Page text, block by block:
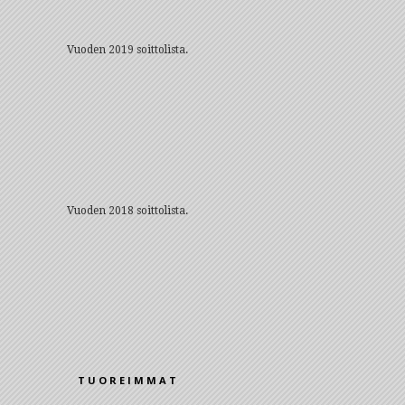
Vuoden 2019 soittolista.
Vuoden 2018 soittolista.
TUOREIMMAT